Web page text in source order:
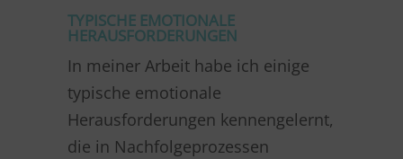
TYPISCHE EMOTIONALE
HERAUSFORDERUNGEN
In meiner Arbeit habe ich einige
typische emotionale
Herausforderungen kennengelernt,
die in Nachfolgeprozessen